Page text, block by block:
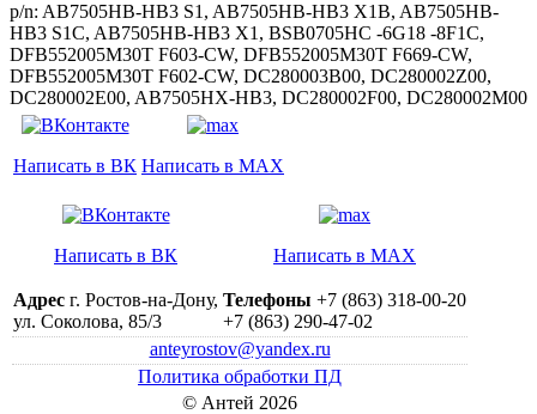
p/n: AB7505HB-HB3 S1, AB7505HB-HB3 X1B, AB7505HB-
HB3 S1C, AB7505HB-HB3 X1, BSB0705HC -6G18 -8F1C,
DFB552005M30T F603-CW, DFB552005M30T F669-CW,
DFB552005M30T F602-CW, DC280003B00, DC280002Z00,
DC280002E00, AB7505HX-HB3, DC280002F00, DC280002M00
Написать в ВК Написать в MAX
Написать в ВК Написать в MAX
Адрес г. Ростов-на-Дону,
ул. Соколова, 85/3
Телефоны +7 (863) 318-00-20
+7 (863) 290-47-02
anteyrostov@yandex.ru
Политика обработки ПД
© Антей 2026